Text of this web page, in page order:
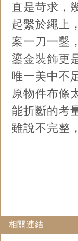
直是苛求，
起繫於繩上
案一刀一鑿
鎏金裝飾更
唯一美中不
原物件布條
能折斷的考
雖說不完整
相關連結